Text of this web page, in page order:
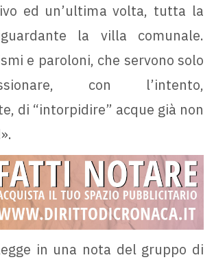
ed un’ultima volta, tutta la
la villa comunale.
e paroloni, che servono solo
con l’intento,
di “intorpidire” acque già non
in una nota del gruppo di